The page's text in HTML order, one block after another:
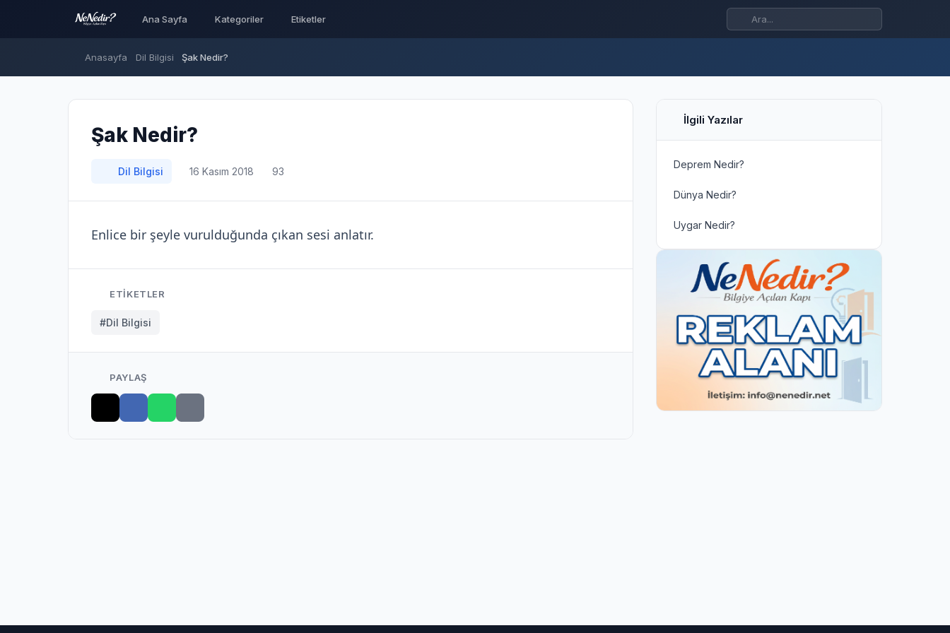
Ana Sayfa Kategoriler Etiketler
Anasayfa Dil Bilgisi Şak Nedir?
Şak Nedir?
Dil Bilgisi 16 Kasım 2018 93
Enlice bir şeyle vurulduğunda çıkan sesi anlatır.
ETIKETLER
#Dil Bilgisi
PAYLAŞ
İlgili Yazılar
Deprem Nedir?
Dünya Nedir?
Uygar Nedir?